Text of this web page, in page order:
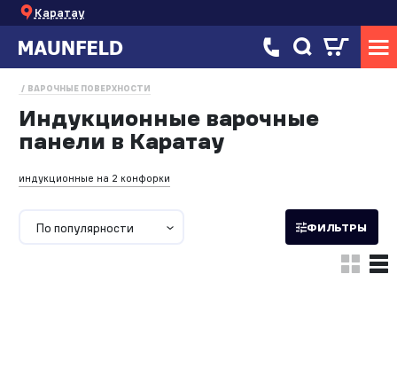
Каратау
ВАРОЧНЫЕ ПОВЕРХНОСТИ
Индукционные варочные
панели в Каратау
индукционные на 2 конфорки
По популярности ФИЛЬТРЫ